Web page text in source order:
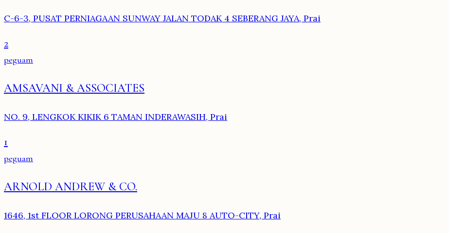
C-6-3, PUSAT PERNIAGAAN SUNWAY JALAN TODAK 4 SEBERANG JAYA, Prai
2
peguam
AMSAVANI & ASSOCIATES
NO. 9, LENGKOK KIKIK 6 TAMAN INDERAWASIH, Prai
1
peguam
ARNOLD ANDREW & CO.
1646, 1st FLOOR LORONG PERUSAHAAN MAJU 8 AUTO-CITY, Prai